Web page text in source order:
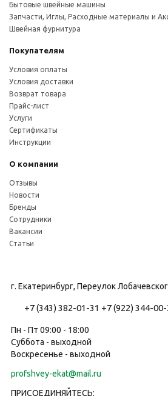
г. Екатеринбург, Переулок
+7 (343) 382-01-31 +7 (922) 344-
Пн - Пт 09:00 - 18:00
Суббота - выходной
Воскресенье - выходной
profshvey-ekat@mail.ru
ПРИСОЕДИНЯЙТЕСЬ:
Бытовые швейные машины
Запчасти, Иглы, Расходные материалы и
Швейная фурнитура
Покупателям
Условия оплаты
Условия доставки
Возврат товара
Прайс-лист
Услуги
Сертификаты
Инструкции
О компании
Отзывы
Новости
Бренды
Сотрудники
Вакансии
Статьи